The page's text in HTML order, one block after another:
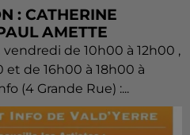
: CATHERINE
AMETTE
de 10h00 à 12h00 ,
et de 16h00 à 18h00 à
(4 Grande Rue) :...